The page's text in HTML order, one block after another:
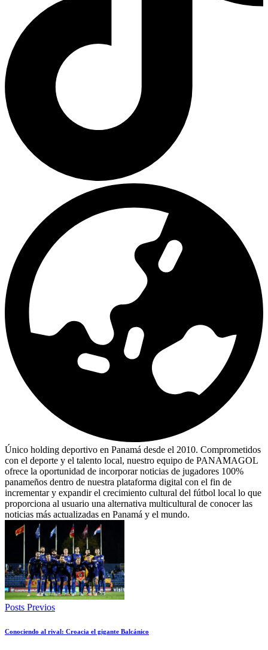
Único holding deportivo en Panamá desde el 2010. Comprometidos
con el deporte y el talento local, nuestro equipo de PANAMAGOL
ofrece la oportunidad de incorporar noticias de jugadores 100%
panameños dentro de nuestra plataforma digital con el fin de
incrementar y expandir el crecimiento cultural del fútbol local lo que
proporciona al usuario una alternativa multicultural de conocer las
noticias más actualizadas en Panamá y el mundo.
Posts Previos
Conociendo al rival: Croacia el gigante Balcánico